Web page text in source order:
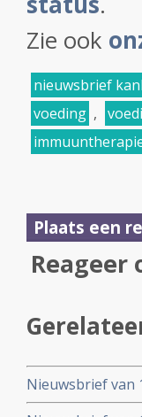
Zie ook
nieuwsbrief
voeding ,
Plaats een
Reageer
Nieuwsbrief van